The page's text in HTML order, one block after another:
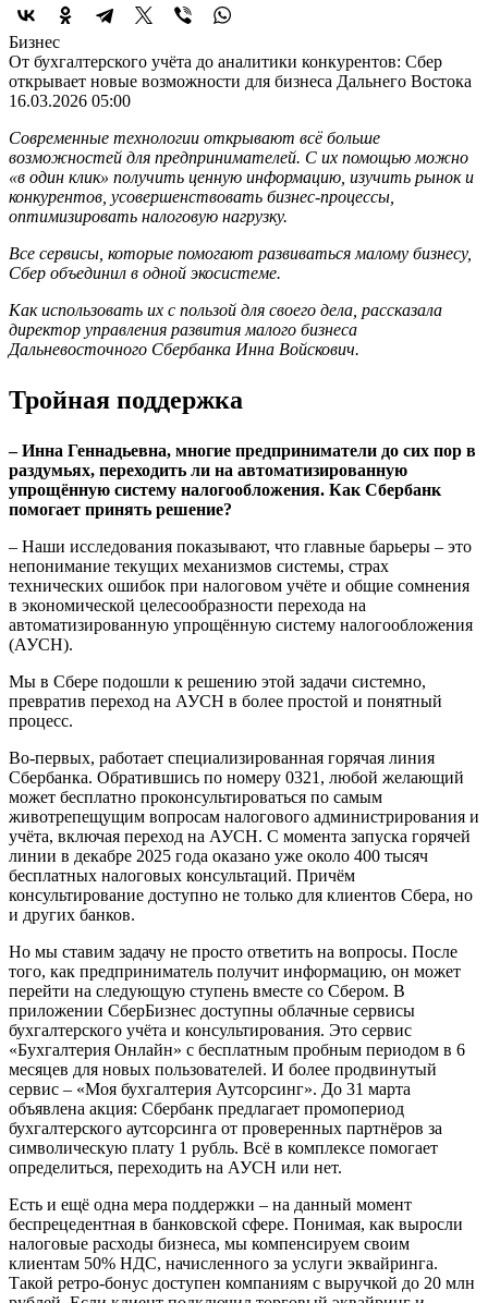
Бизнес
От бухгалтерского учёта до аналитики конкурентов: Сбер
открывает новые возможности для бизнеса Дальнего Востока
16.03.2026 05:00
Современные технологии открывают всё больше
возможностей для предпринимателей. С их помощью можно
«в один клик» получить ценную информацию, изучить рынок и
конкурентов, усовершенствовать бизнес-процессы,
оптимизировать налоговую нагрузку.
Все сервисы, которые помогают развиваться малому бизнесу,
Сбер объединил в одной экосистеме.
Как использовать их с пользой для своего дела, рассказала
директор управления развития малого бизнеса
Дальневосточного Сбербанка Инна Войскович.
Тройная поддержка
– Инна Геннадьевна, многие предприниматели до сих пор в
раздумьях, переходить ли на автоматизированную
упрощённую систему налогообложения. Как Сбербанк
помогает принять решение?
– Наши исследования показывают, что главные барьеры – это
непонимание текущих механизмов системы, страх
технических ошибок при налоговом учёте и общие сомнения
в экономической целесообразности перехода на
автоматизированную упрощённую систему налогообложения
(АУСН).
Мы в Сбере подошли к решению этой задачи системно,
превратив переход на АУСН в более простой и понятный
процесс.
Во-первых, работает специализированная горячая линия
Сбербанка. Обратившись по номеру 0321, любой желающий
может бесплатно проконсультироваться по самым
животрепещущим вопросам налогового администрирования и
учёта, включая переход на АУСН. С момента запуска горячей
линии в декабре 2025 года оказано уже около 400 тысяч
бесплатных налоговых консультаций. Причём
консультирование доступно не только для клиентов Сбера, но
и других банков.
Но мы ставим задачу не просто ответить на вопросы. После
того, как предприниматель получит информацию, он может
перейти на следующую ступень вместе со Сбером. В
приложении СберБизнес доступны облачные сервисы
бухгалтерского учёта и консультирования. Это сервис
«Бухгалтерия Онлайн» с бесплатным пробным периодом в 6
месяцев для новых пользователей. И более продвинутый
сервис – «Моя бухгалтерия Аутсорсинг». До 31 марта
объявлена акция: Сбербанк предлагает промопериод
бухгалтерского аутсорсинга от проверенных партнёров за
символическую плату 1 рубль. Всё в комплексе помогает
определиться, переходить на АУСН или нет.
Есть и ещё одна мера поддержки – на данный момент
беспрецедентная в банковской сфере. Понимая, как выросли
налоговые расходы бизнеса, мы компенсируем своим
клиентам 50% НДС, начисленного за услуги эквайринга.
Такой ретро-бонус доступен компаниям с выручкой до 20 млн